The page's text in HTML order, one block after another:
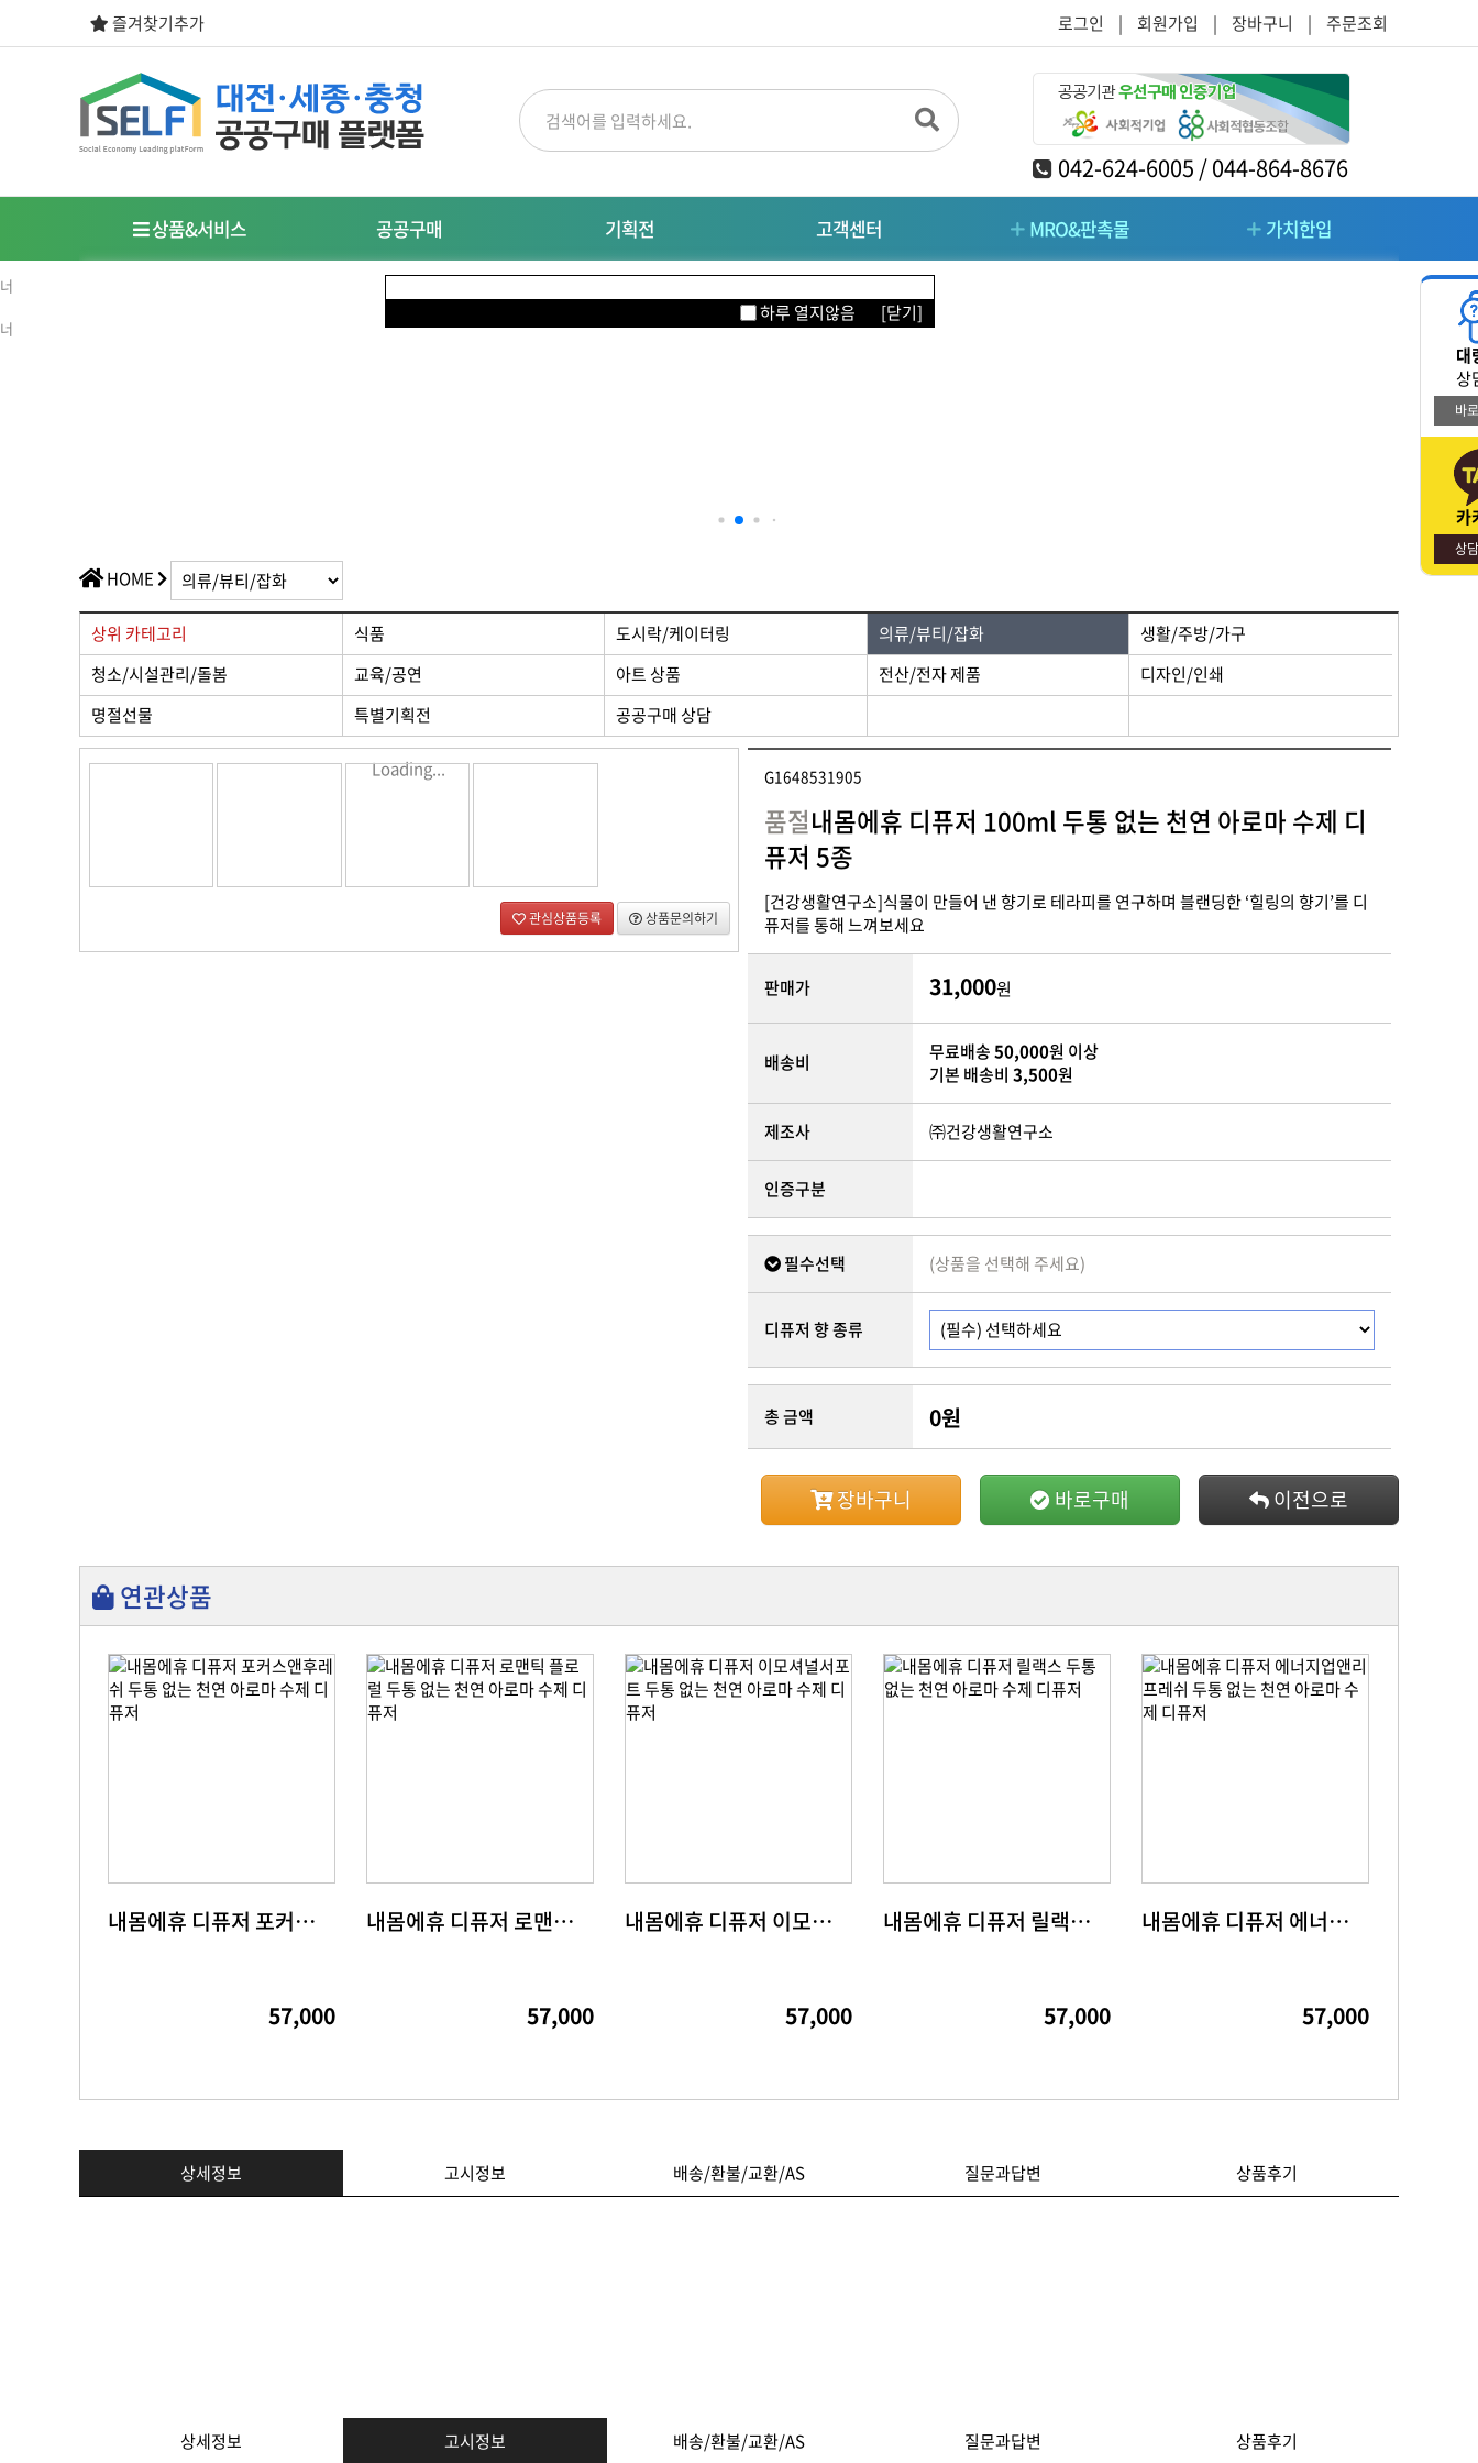
즐겨찾기추가 로그인 | 회원가입 | 장바구니 | 주문조회
042-624-6005 / 044-864-8676
상품&서비스 공공구매
우선구매제도
사회적경제기업이란?
기획전
명절선물
특별기획전
고객센터
공지사항
대량주문문의
MRO&판촉물 가치한입
가치플러스
HOME
상위 카테고리 식품 도시락/케이터링 의류/뷰티/잡화
생활/주방/가구
청소/시설관리/돌봄
교육/공연 아트 상품 전산/전자 제품
디자인/인쇄
명절선물
특별기획전 공공구매 상담
Loading...
관심상품등록 상품문의하기
G1648531905
품절내몸에휴 디퓨저 100ml 두통 없는 천연 아로마 수제 디
퓨저 5종
[건강생활연구소]식물이 만들어 낸 향기로 테라피를 연구하며 블랜딩한 ‘힐링의 향기’를 디
퓨저를 통해 느껴보세요
판매가 31,000원
배송비 무료배송50,000원 이상
기본 배송비 3,500원
제조사 ㈜건강생활연구소
인증구분
필수선택 (상품을 선택해 주세요)
디퓨저 향 종류
총 금액 0원
장바구니 바로구매 이전으로
연관상품
내몸에휴 디퓨저 포커스앤후레쉬 두통 없는 천연 아로마 수제 디퓨저
57,000
내몸에휴 디퓨저 로맨틱 플로럴 두통 없는 천연 아로마 수제 디퓨저
57,000
내몸에휴 디퓨저 이모셔널서포트 두통 없는 천연 아로마 수제 디퓨저
57,000
내몸에휴 디퓨저 릴랙스 두통 없는 천연 아로마 수제 디퓨저
57,000
내몸에휴 디퓨저 에너지업앤리프레쉬 두통 없는 천연 아로마 수제 디퓨저
57,000
상세정보 고시정보 배송/환불/교환/AS 질문과답변 상품후기
상세정보 고시정보 배송/환불/교환/AS 질문과답변 상품후기
대
상
바
카
상
하루 열지않음 [닫기]